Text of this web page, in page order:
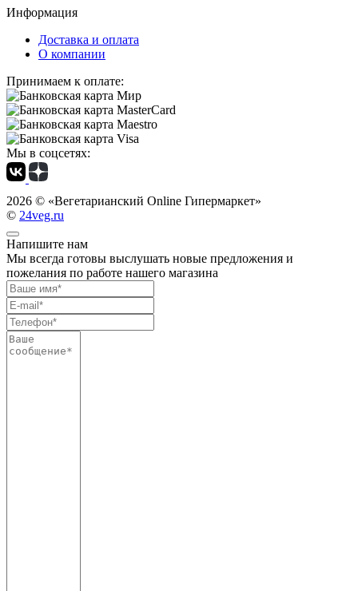
Информация
Доставка и оплата
О компании
Принимаем к оплате:
Мы в соцсетях:
2026 © «Вегетарианский Online Гипермаркет»
© 24veg.ru
Напишите нам
Мы всегда готовы выслушать новые предложения и
пожелания по работе нашего магазина